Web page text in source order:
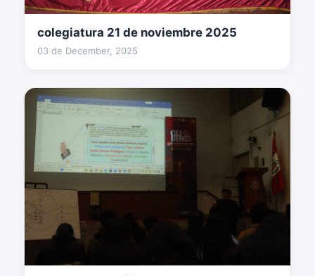
96 fotos
colegiatura 21 de noviembre 2025
03 de December, 2025